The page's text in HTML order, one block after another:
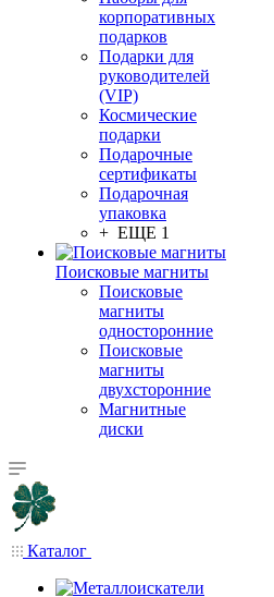
корпоративных
подарков
Подарки для
руководителей
(VIP)
Космические
подарки
Подарочные
сертификаты
Подарочная
упаковка
+ ЕЩЕ 1
Поисковые магниты
Поисковые
магниты
односторонние
Поисковые
магниты
двухсторонние
Магнитные
диски
Каталог